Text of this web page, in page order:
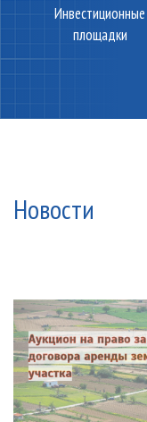
Инвестиционные
площадки
Новости